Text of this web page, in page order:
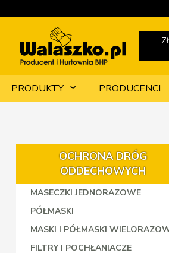
PRODUKTY PRODUCENCI
OCHRONA DRÓG
ODDECHOWYCH
MASECZKI JEDNORAZOWE
PÓŁMASKI
MASKI I PÓŁMASKI
FILTRY I POCHŁANIACZE